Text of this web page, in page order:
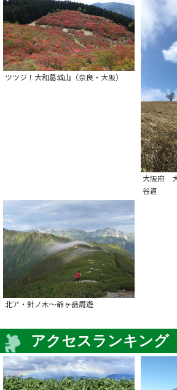
ツツジ！大和葛城山（奈良・大阪）
大阪府
谷道
北ア・針ノ木～爺ヶ岳周遊
アクセスランキング